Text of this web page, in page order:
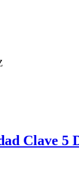
Clave 5